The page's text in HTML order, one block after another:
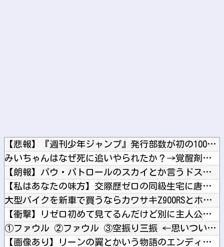
【悲報】『週刊少年ジャンプ』発行部数が初の100万部割れ… ...
みいちゃんはなぜ死に追いやられたか？→覚醒剤の入手ルート持っ...
【朗報】パウ・パトロールのスカイとか言うドスケベ雌犬?ｗｗｗ...
【私はあなたの味方】交際歴ゼロの同級生宅に唐揚げや文庫本を2...
大型バイクを新車で買うならカワサキZ900RSとホンダCB1...
【衝撃】リゼロ初めて見てるんだけど別に主人公うざくなくね？？...
①ファウル ②ファウル ③空振り三振 ←思いついた選手他
【画像あり】リーンの翼とかいう物語のエンディングが富野作品の...